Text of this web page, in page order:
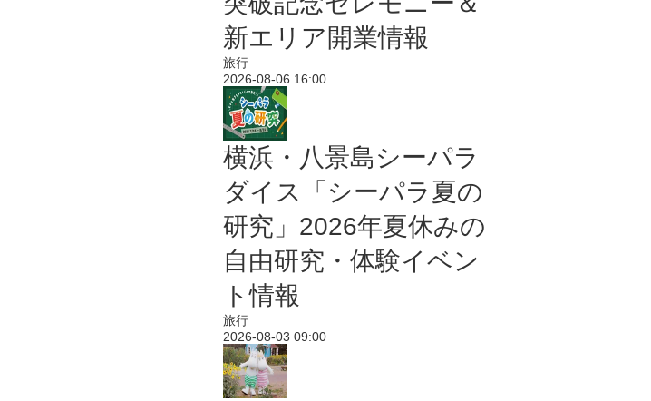
新エリア開業情報
旅行
2026-08-06 16:00
横浜・八景島シーパラ
ダイス「シーパラ夏の
研究」2026年夏休みの
自由研究・体験イベン
ト情報
旅行
2026-08-03 09:00